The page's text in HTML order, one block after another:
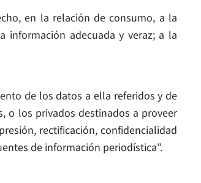
en la relación de consumo, a la
información adecuada y veraz; a la
de los datos a ella referidos y de
o los privados destinados a proveer
rectificación, confidencialidad
de información periodística”.